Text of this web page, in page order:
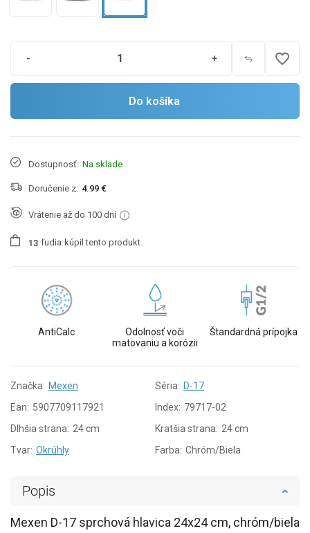
- + favorite_border
Do košíka
Dostupnosť: Na sklade
Doručenie z: 4.99 €
Vrátenie až do 100 dní
13 ľudia kúpil tento produkt.
AntiCalc
Odolnosť voči
matovaniu a korózii
Štandardná prípojka
Značka: Mexen Séria: D-17
Ean: 5907709117921 Index: 79717-02
Dlhšia strana: 24 cm Kratšia strana: 24 cm
Tvar: Okrúhly Farba: Chróm/Biela
Popis
Mexen D-17 sprchová hlavica 24x24 cm, chróm/biela